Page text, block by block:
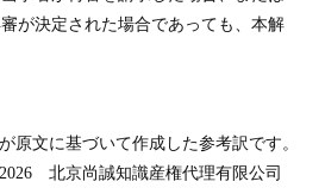
が決定された場合であっても、本解
原文に基づいて作成した参考訳です。
北京尚誠知識産権代理有限公司